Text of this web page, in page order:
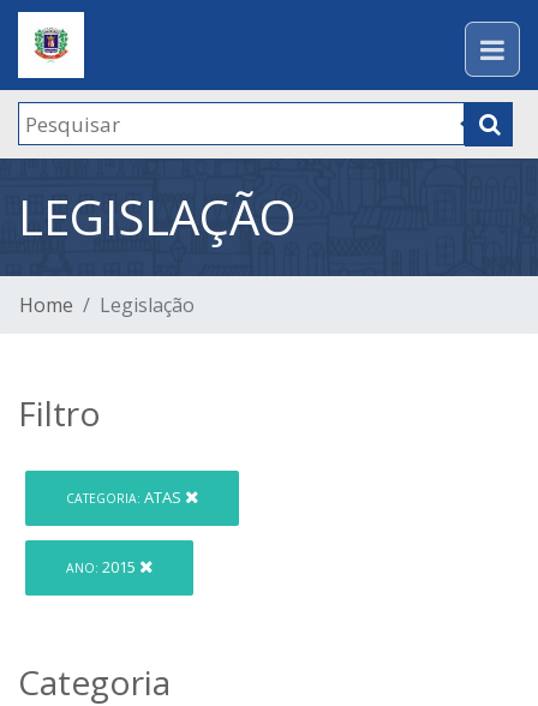
LEGISLAÇÃO
Home Legislação
Filtro
CATEGORIA: ATAS
ANO: 2015
Categoria